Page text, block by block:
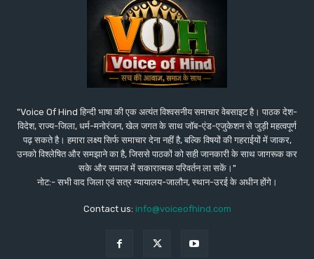
"Voice Of Hind हिन्दी भाषा की एक अत्यंत विश्वसनीय समाचार वेबसाइट है। पाठक देश-
विदेश, राज्य-जिला, धर्म-मनोरंजन, खेल जगत के साथ जॉब-एंड-एजुकेशन से जुड़ी महत्वपूर्ण
पढ़ सकते है। हमारा लक्ष्य सिर्फ समाचार देना नहीं है, बल्कि विषयों की गहराईयों में जाकर,
उनको विश्लेषित और समझाने का है, जिससे पाठकों को सही जानकारी के साथ जागरूक कर
सके और समाज में सकारात्मक परिवर्तन ला सकें।"
नोट:- सभी वाद जिला एवं सत्र न्यायालय-जालौन, स्थान-उरई के अधीन होंगे।
Contact us: info@voiceofhind.com